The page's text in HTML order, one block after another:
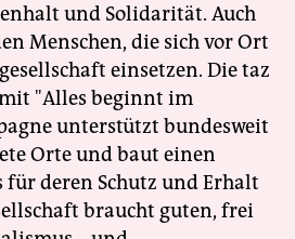
und Solidarität. Auch
Menschen, die sich vor Ort
einsetzen. Die taz
"Alles beginnt im
unterstützt bundesweit
Orte und baut einen
für deren Schutz und Erhalt
braucht guten, frei